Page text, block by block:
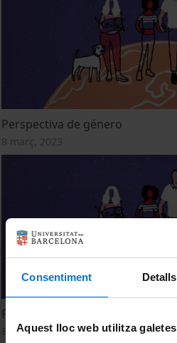
Consentiment Detalls
Aquest lloc web utilitza galetes
Perspectiva de género
8 març, 2023
Perspectiva de gènere
8 març, 2023